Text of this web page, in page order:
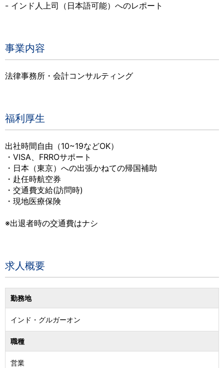
- インド人上司（日本語可能）へのレポート
事業内容
法律事務所・会計コンサルティング
福利厚生
出社時間自由（10~19などOK）
・VISA、FRROサポート
・日本（東京）への出張かねての帰国補助
・赴任時航空券
・交通費支給(訪問時)
・現地医療保険
※出退者時の交通費はナシ
求人概要
勤務地
インド ・ グルガーオン
職種
営業